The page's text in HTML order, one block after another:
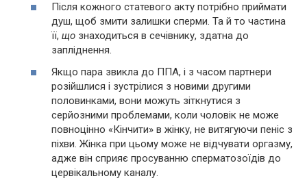
Після кожного статевого акту потрібно приймати
душ, щоб змити залишки сперми. Та й то частина
її, що знаходиться в сечівнику, здатна до
запліднення.
Якщо пара звикла до ППА, і з часом партнери
розійшлися і зустрілися з новими другими
половинками, вони можуть зіткнутися з
серйозними проблемами, коли чоловік не може
повноцінно «Кінчити» в жінку, не витягуючи пеніс з
піхви. Жінка при цьому може не відчувати оргазму,
адже він сприяє просуванню сперматозоїдів до
цервікальному каналу.